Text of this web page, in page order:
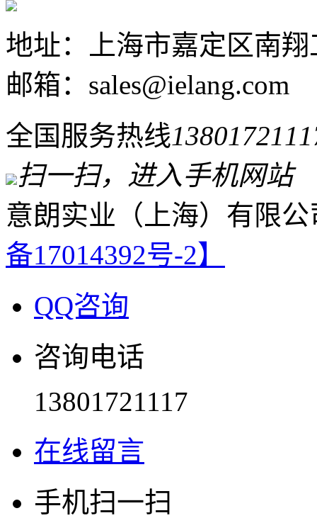
地址：上海市嘉定区南
邮箱：sales@ielang.com
全国服务热线
扫一扫，进入手机网站
意朗实业（上海）有限
备17014392号-2】
QQ咨询
咨询电话
13801721117
在线留言
手机扫一扫